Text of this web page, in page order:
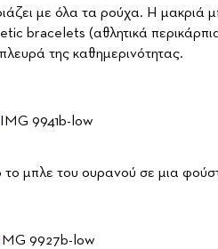
με όλα τα ρούχα. Η μακριά
bracelets (αθλητικά
της καθημερινότητας.
το μπλε του ουρανού σε μια